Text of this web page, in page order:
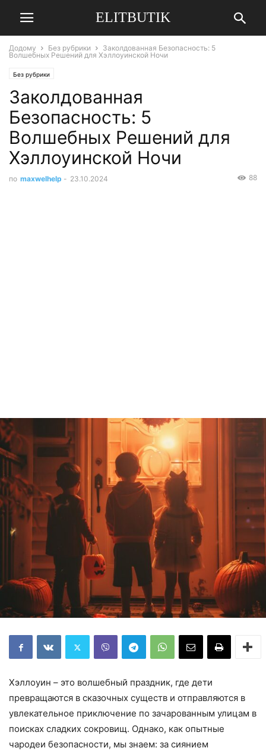
ELITBUTIK
Додому Без рубрики
Заколдованная Безопасность: 5
Волшебных Решений для Хэллоуинской Ночи
Без рубрики
Заколдованная
Безопасность: 5
Волшебных Решений для
Хэллоуинской Ночи
по maxwelhelp - 23.10.2024 88
Хэллоуин – это волшебный праздник, где дети
превращаются в сказочных существ и отправляются в
увлекательное приключение по зачарованным улицам в
поисках сладких сокровищ. Однако, как опытные
чародеи безопасности, мы знаем: за сиянием